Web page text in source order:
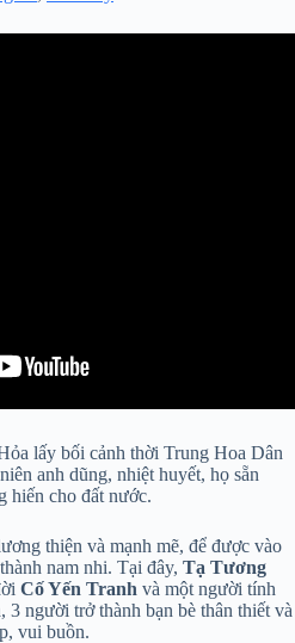
lấy bối cảnh thời Trung Hoa Dân
anh dũng, nhiệt huyết, họ sẵn
hiến cho đất nước.
thiện và mạnh mẽ, để được vào
nam nhi. Tại đây, Tạ Tương
Cố Yến Tranh và một người tính
, 3 người trở thành bạn bè thân thiết và
vui buồn.